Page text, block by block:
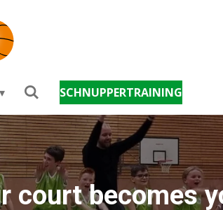
SCHNUPPERTRAINING
court becomes